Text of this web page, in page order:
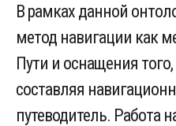
В рамках данной
метод навигации как
Пути и оснащения
составляя
путеводитель. Работа